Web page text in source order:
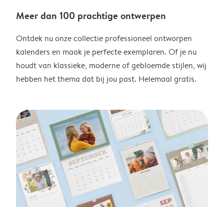
Meer dan 100 prachtige ontwerpen
Ontdek nu onze collectie professioneel ontworpen
kalenders en maak je perfecte exemplaren. Of je nu
houdt van klassieke, moderne of gebloemde stijlen, wij
hebben het thema dat bij jou past. Helemaal gratis.